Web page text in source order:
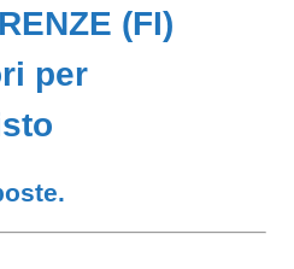
(FI)
per